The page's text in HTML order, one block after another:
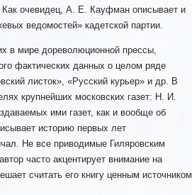
Как очевидец, А. Е. Кауфман описывает и
ведомостей» кадетской партии.
в мире дореволюционной прессы,
фактических данных о целом ряде
листок», «Русский курьер» и др. В
крупнейших московских газет: Н. И.
ими газет, как и вообще об
историю первых лет
Не все приводимые Гиляровским
часто акцентирует внимание на
считать его книгу ценным источником